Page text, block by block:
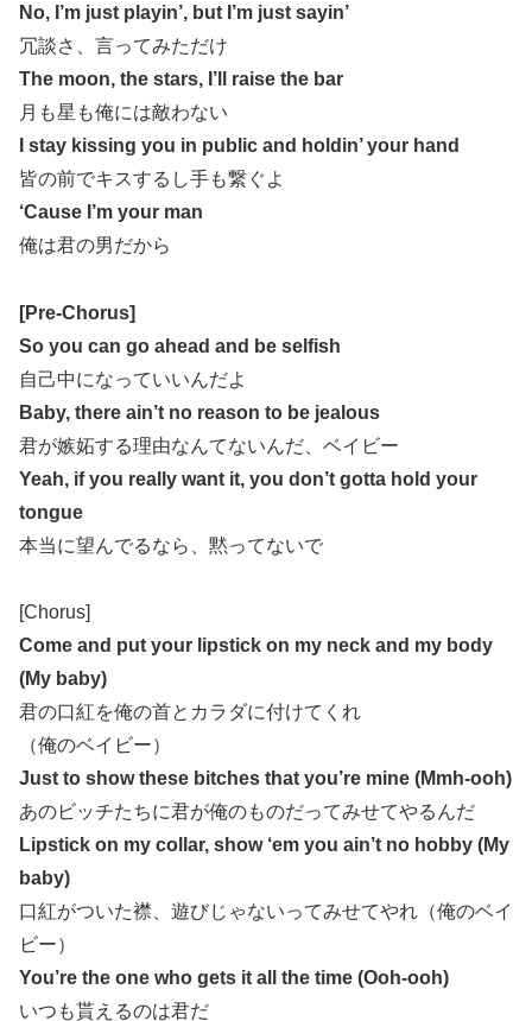
No, I’m just playin’, but I’m just sayin’
冗談さ、言ってみただけ
The moon, the stars, I’ll raise the bar
月も星も俺には敵わない
I stay kissing you in public and holdin’ your hand
皆の前でキスするし手も繋ぐよ
‘Cause I’m your man
俺は君の男だから
[Pre-Chorus]
So you can go ahead and be selfish
自己中になっていいんだよ
Baby, there ain’t no reason to be jealous
君が嫉妬する理由なんてないんだ、ベイビー
Yeah, if you really want it, you don’t gotta hold your
tongue
本当に望んでるなら、黙ってないで
[Chorus]
Come and put your lipstick on my neck and my body
(My baby)
君の口紅を俺の首とカラダに付けてくれ
（俺のベイビー）
Just to show these bitches that you’re mine (Mmh-ooh)
あのビッチたちに君が俺のものだってみせてやるんだ
Lipstick on my collar, show ‘em you ain’t no hobby (My
baby)
口紅がついた襟、遊びじゃないってみせてやれ（俺のベイ
ビー）
You’re the one who gets it all the time (Ooh-ooh)
いつも貰えるのは君だ